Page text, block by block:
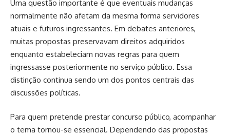
Uma questão importante é que eventuais mudanças
normalmente não afetam da mesma forma servidores
atuais e futuros ingressantes. Em debates anteriores,
muitas propostas preservavam direitos adquiridos
enquanto estabeleciam novas regras para quem
ingressasse posteriormente no serviço público. Essa
distinção continua sendo um dos pontos centrais das
discussões políticas.
Para quem pretende prestar concurso público, acompanhar
o tema tornou-se essencial. Dependendo das propostas